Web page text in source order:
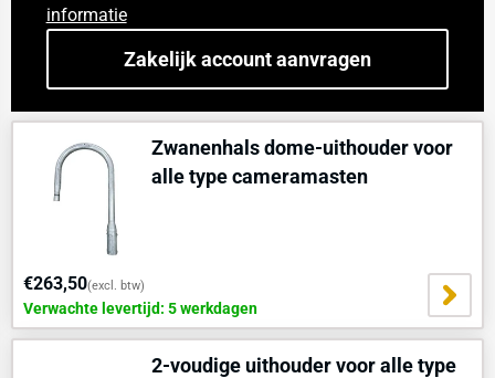
informatie
Zakelijk account aanvragen
Zwanenhals dome-uithouder voor
alle type cameramasten
€263,50(excl. btw)
Verwachte levertijd: 5 werkdagen
2-voudige uithouder voor alle type